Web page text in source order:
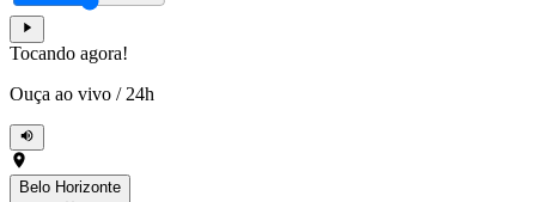
Tocando agora!
Ouça ao vivo / 24h
Belo Horizonte